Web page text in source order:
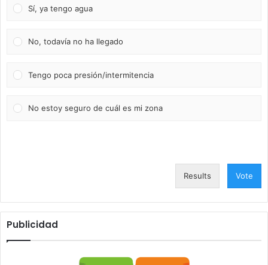
Sí, ya tengo agua
No, todavía no ha llegado
Tengo poca presión/intermitencia
No estoy seguro de cuál es mi zona
Results Vote
Publicidad